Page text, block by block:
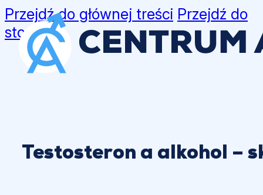
Przejdź do głównej treści Przejdź do
stopki
Testosteron a alkohol –